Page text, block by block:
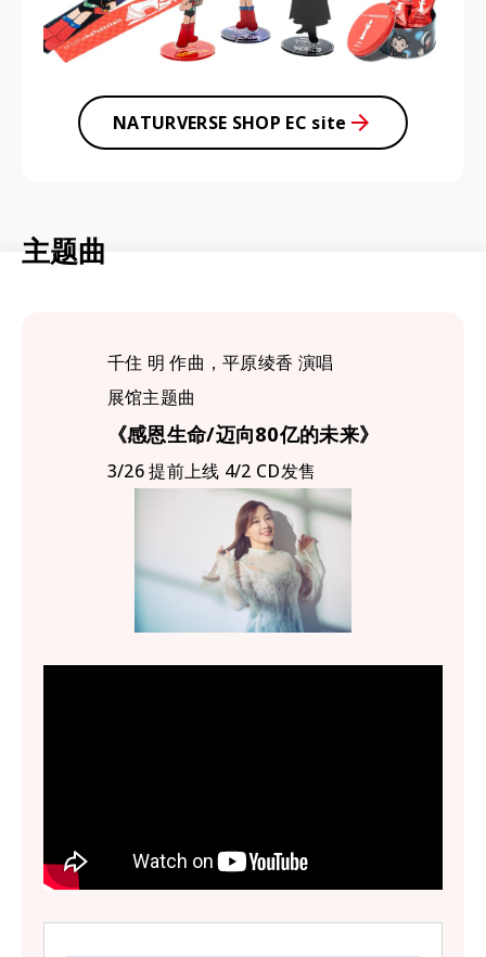
NATURVERSE SHOP EC site
主题曲
千住 明 作曲，平原绫香 演唱
展馆主题曲
《感恩生命/迈向80亿的未来》
3/26 提前上线 4/2 CD发售